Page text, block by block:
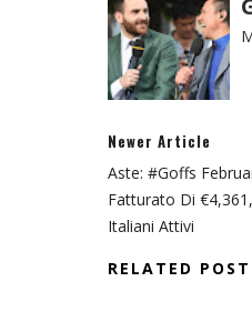
Newer Article
Aste: #Goffs
Fatturato Di
Italiani Attivi
RELATED